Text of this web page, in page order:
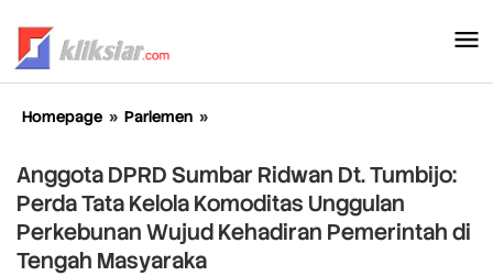
konten
Homepage » Parlemen »
Sumbar
Ridwan
Dt.
Tumbijo:
Anggota DPRD Sumbar Ridwan Dt. Tumbijo:
Perda Tata Kelola Komoditas Unggulan
Perkebunan Wujud Kehadiran Pemerintah di
Tengah Masyaraka